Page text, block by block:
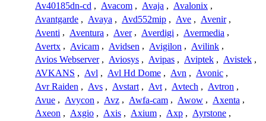
Av40185dn-cd , Avacom , Avaja , Avalonix ,
Avantgarde , Avaya , Avd552mip , Ave , Avenir ,
Aventi , Aventura , Aver , Averdigi , Avermedia ,
Avertx , Avicam , Avidsen , Avigilon , Avilink ,
Avios Webserver , Aviosys , Avipas , Aviptek , Avistek ,
AVKANS , Avl , Avl Hd Dome , Avn , Avonic ,
Avr Raiden , Avs , Avstart , Avt , Avtech , Avtron ,
Avue , Avycon , Avz , Awfa-cam , Awow , Axenta ,
Axeon , Axgio , Axis , Axium , Axp , Ayrstone ,